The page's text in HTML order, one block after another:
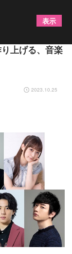
場 『マッチ
上げる、音楽
2023.10.25
表示